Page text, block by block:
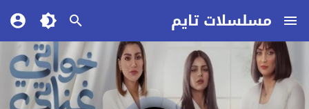
مسلسلات تايم